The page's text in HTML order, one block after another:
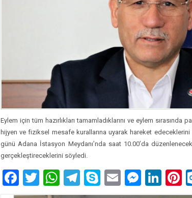
Eylem için tüm hazırlıkları tamamladıklarını ve eylem
hijyen ve fiziksel mesafe kurallarına uyarak hareket
günü Adana İstasyon Meydanı’nda saat 10.00’da
gerçekleştireceklerini söyledi.
Facebook
Twitter
WhatsApp
Telegram
SkypeEmail